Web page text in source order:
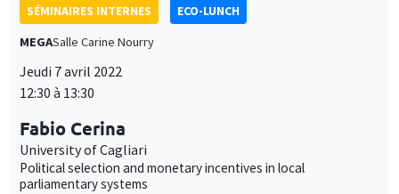
SÉMINAIRES INTERNES
ECO-LUNCH
MEGASalle Carine Nourry
Jeudi 7 avril 2022
12:30 à 13:30
Fabio Cerina
University of Cagliari
Political selection and monetary incentives in local
parliamentary systems